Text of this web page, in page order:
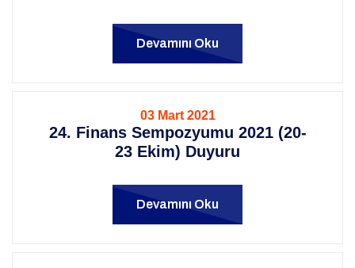
Devamını Oku
03 Mart 2021
24. Finans Sempozyumu 2021 (20-
23 Ekim) Duyuru
Devamını Oku